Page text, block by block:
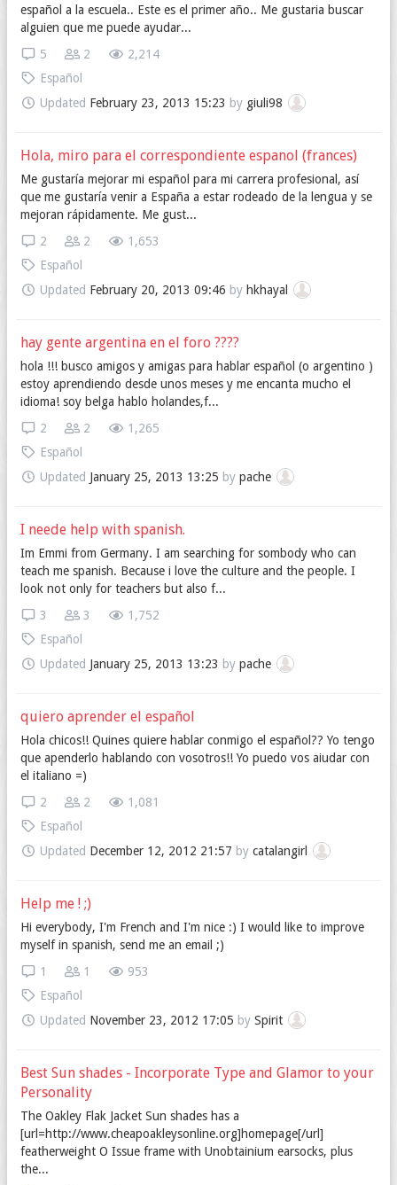
español a la escuela.. Este es el primer año.. Me gustaria buscar
alguien que me puede ayudar...
2,214
2
5
Español
Updated February 23, 2013 15:23 by giuli98
Hola, miro para el correspondiente espanol (frances)
Me gustaría mejorar mi español para mi carrera profesional, así
que me gustaría venir a España a estar rodeado de la lengua y se
mejoran rápidamente. Me gust...
1,653
2
2
Español
Updated February 20, 2013 09:46 by hkhayal
hay gente argentina en el foro ????
hola !!! busco amigos y amigas para hablar español (o argentino )
estoy aprendiendo desde unos meses y me encanta mucho el
idioma! soy belga hablo holandes,f...
1,265
2
2
Español
Updated January 25, 2013 13:25 by pache
I neede help with spanish.
Im Emmi from Germany. I am searching for sombody who can
teach me spanish. Because i love the culture and the people. I
look not only for teachers but also f...
1,752
3
3
Español
Updated January 25, 2013 13:23 by pache
quiero aprender el español
Hola chicos!! Quines quiere hablar conmigo el español?? Yo tengo
que apenderlo hablando con vosotros!! Yo puedo vos aiudar con
el italiano =)
1,081
2
2
Español
Updated December 12, 2012 21:57 by catalangirl
Help me ! ;)
Hi everybody, I'm French and I'm nice :) I would like to improve
myself in spanish, send me an email ;)
953
1
1
Español
Updated November 23, 2012 17:05 by Spirit
Best Sun shades - Incorporate Type and Glamor to your
Personality
The Oakley Flak Jacket Sun shades has a
[url=http://www.cheapoakleysonline.org]homepage[/url]
featherweight O Issue frame with Unobtainium earsocks, plus
the...